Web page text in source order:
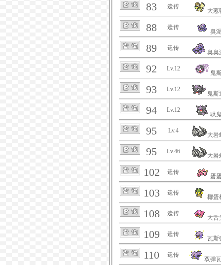
83 遗传
大葱
88 遗传
臭
89 遗传
臭臭
92 Lv.12
鬼
93 Lv.12
鬼斯
94 Lv.12
耿
95 Lv.4
大岩
95 Lv.46
大岩
102 遗传
蛋
103 遗传
椰蛋
108 遗传
大舌
109 遗传
瓦斯
110 遗传
双弹